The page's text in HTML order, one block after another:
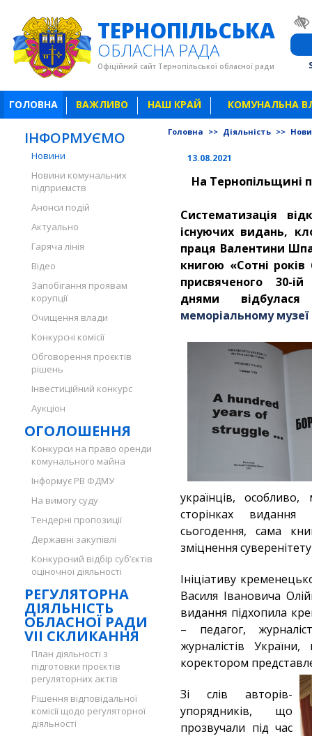
ТЕРНОПІЛЬСЬКА
ОБЛАСНА РАДА
Офіційний сайт Тернопільської обласної ради
ГОЛОВНА ВАЖЛИВО НАШ КРАЙ КОМУНАЛЬНА
ІНФОРМУЄМО
Новини
Новини комунальних
підприємств
Анонси подій
Актуально
Гаряча лінія
Відео
Запобігання проявам
корупції
Очищення влади
Конкурсні комісії
Обговорення проєктів
рішень
Інвестиційний конкурс
Аукціон
ОГОЛОШЕННЯ
Конкурси на право оренди
комунального майна
Інформує РВ ФДМУ
На вимогу суду
Тендерні пропозиції
Державні закупівлі
Конкурсний відбір суб’єктів
оціночної діяльності
РЕГУЛЯТОРНА
ДІЯЛЬНІСТЬ
ОБЛАСНОЇ РАДИ
VII СКЛИКАННЯ
План діяльності з
підготовки проєктів
регуляторних актів
Рішення відповідальної
комісії щодо регуляторної
діяльності
Головна >> Діяльність >>
13.08.2021
На Тернопільщині
Систематизація
існуючих видань,
праця Валентини
книгою «Сотні
присвяченого 30-
днями
меморіальному
українців,
сторінках
сьогодення, сама
зміцнення
Ініціативу
Василя Івановича
видання підхопила
– педагог,
журналістів
коректором
Зі слів авторів-
упорядників, що
прозвучали під час